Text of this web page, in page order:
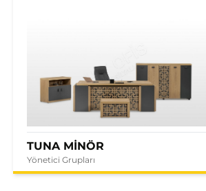
TUNA MİNÖR
Yönetici Grupları